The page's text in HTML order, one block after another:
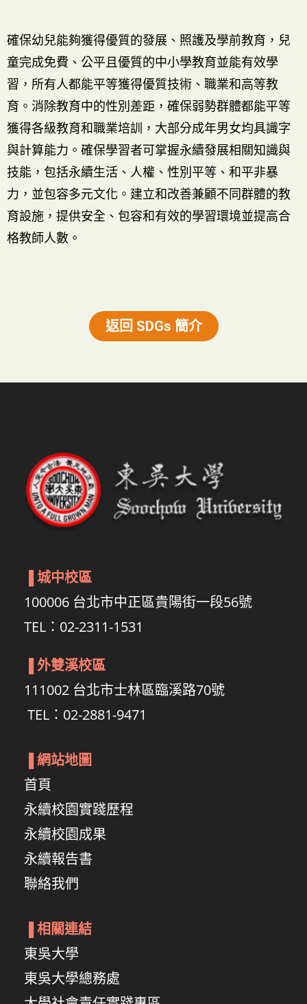
確保幼兒能夠獲得優質的發展、照護及學前教育，兒
童完成免費、公平且優質的中小學教育並能有效學
習，所有人都能平等獲得優質技術、職業和高等教
育。消除教育中的性別差距，確保弱勢群體都能平等
獲得各級教育和職業培訓，大部分成年男女均具識字
與計算能力。確保學習者可掌握永續發展相關知識與
技能，包括永續生活、人權、性別平等、和平非暴
力，並包容多元文化。建立和改善兼顧不同群體的教
育設施，提供安全、包容和有效的學習環境並提高合
格教師人數。
返回 SDGs 簡介
城中校區
100006 台北市中正區貴陽街一段56號
TEL：02-2311-1531
外雙溪校區
111002 台北市士林區臨溪路70號
TEL：02-2881-9471
網站地圖
首頁
永續校園實踐歷程
永續校園成果
永續報告書
聯絡我們
相關連結
東吳大學
東吳大學總務處